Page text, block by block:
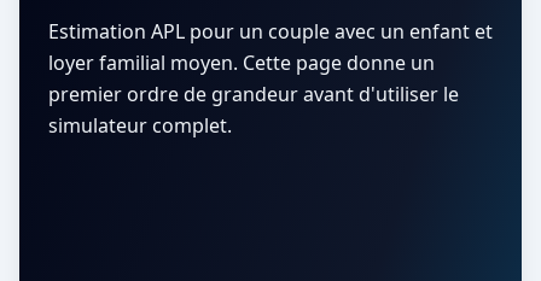
Estimation APL pour un couple avec un enfant et
loyer familial moyen. Cette page donne un
premier ordre de grandeur avant d'utiliser le
simulateur complet.